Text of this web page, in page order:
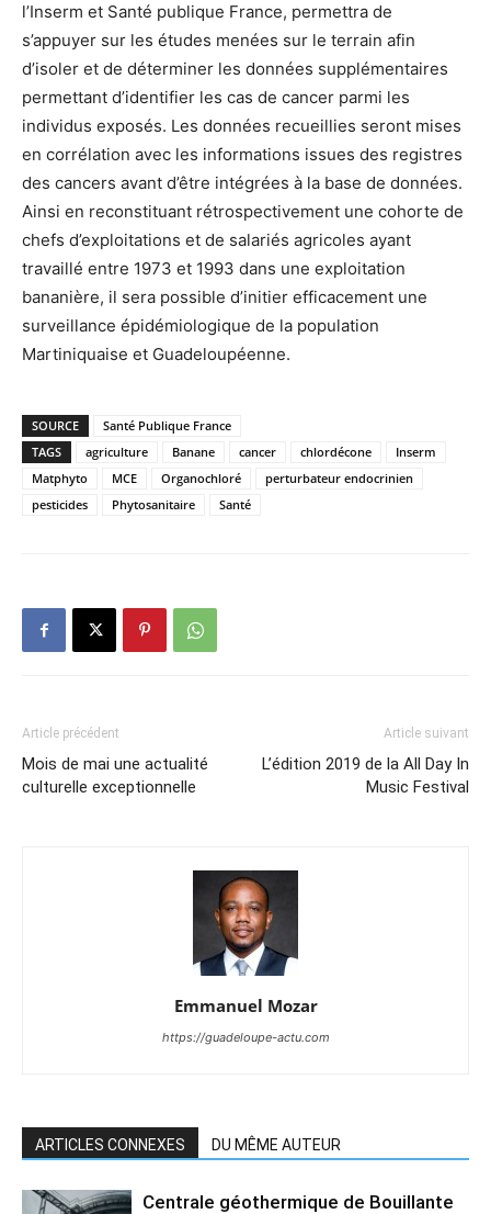
l’Inserm et Santé publique France, permettra de
s’appuyer sur les études menées sur le terrain afin
d’isoler et de déterminer les données supplémentaires
permettant d’identifier les cas de cancer parmi les
individus exposés. Les données recueillies seront mises
en corrélation avec les informations issues des registres
des cancers avant d’être intégrées à la base de données.
Ainsi en reconstituant rétrospectivement une cohorte de
chefs d’exploitations et de salariés agricoles ayant
travaillé entre 1973 et 1993 dans une exploitation
bananière, il sera possible d’initier efficacement une
surveillance épidémiologique de la population
Martiniquaise et Guadeloupéenne.
SOURCE
Santé Publique France
TAGS
agriculture Banane cancer chlordécone
Inserm
Matphyto
MCE Organochloré
perturbateur endocrinien
pesticides
Phytosanitaire Santé
Article précédent
Mois de mai une actualité
culturelle exceptionnelle
Article suivant
L’édition 2019 de la All Day In
Music Festival
Emmanuel Mozar
https://guadeloupe-actu.com
ARTICLES CONNEXES DU MÊME AUTEUR
Centrale géothermique de Bouillante